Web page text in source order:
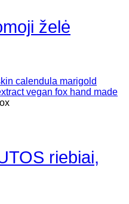
želė
riebiai,